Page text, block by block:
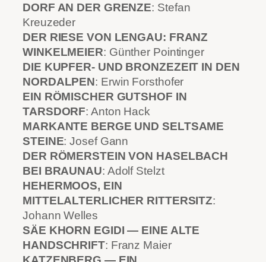
DORF AN DER GRENZE: Stefan
Kreuzeder
DER RIESE VON LENGAU: FRANZ
WINKELMEIER: Günther Pointinger
DIE KUPFER- UND BRONZEZEIT IN DEN
NORDALPEN: Erwin Forsthofer
EIN RÖMISCHER GUTSHOF IN
TARSDORF: Anton Hack
MARKANTE BERGE UND SELTSAME
STEINE: Josef Gann
DER RÖMERSTEIN VON HASELBACH
BEI BRAUNAU: Adolf Stelzt
HEHERMOOS, EIN
MITTELALTERLICHER RITTERSITZ:
Johann Welles
SÄE KHORN EGIDI — EINE ALTE
HANDSCHRIFT: Franz Maier